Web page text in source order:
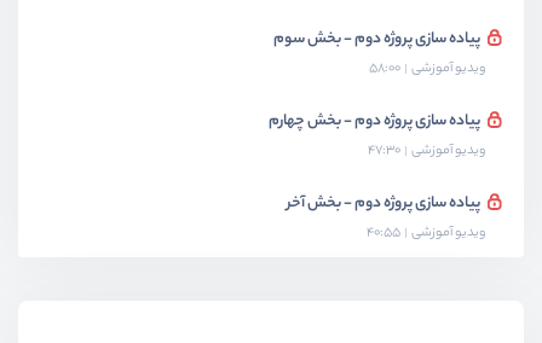
پیاده سازی پروژه دوم - بخش سوم
ویدیو آموزشی 58:00
پیاده سازی پروژه دوم - بخش چهارم
ویدیو آموزشی 47:30
پیاده سازی پروژه دوم - بخش آخر
ویدیو آموزشی 40:55